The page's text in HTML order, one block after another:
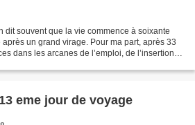
dit souvent que la vie commence à soixante
après un grand virage. Pour ma part, après 33
dans les arcanes de l’emploi, de l’insertion et
eme jour de voyage